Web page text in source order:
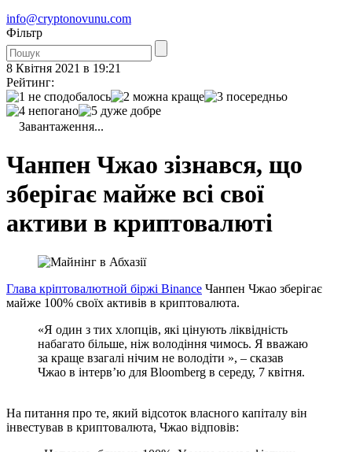
info@cryptonovunu.com
Фiльтр
8 Квітня 2021 в 19:21
Рейтинг:
Завантаження...
Чанпен Чжао зізнався, що
зберігає майже всі свої
активи в криптовалюті
Глава кріптовалютной біржі Binance Чанпен Чжао зберігає
майже 100% своїх активів в криптовалюта.
«Я один з тих хлопців, які цінують ліквідність
набагато більше, ніж володіння чимось. Я вважаю
за краще взагалі нічим не володіти », – сказав
Чжао в інтерв’ю для Bloomberg в середу, 7 квітня.
На питання про те, який відсоток власного капіталу він
інвестував в криптовалюта, Чжао відповів: